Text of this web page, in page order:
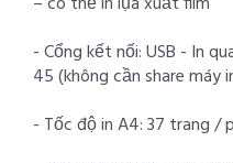
- Cổng kết nối: USB - In
45 (không cần share máy
- Tốc độ in A4: 37 trang /